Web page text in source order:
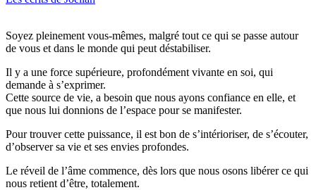
Soyez pleinement vous-mêmes, malgré tout ce qui se passe autour
de vous et dans le monde qui peut déstabiliser.
Il y a une force supérieure, profondément vivante en soi, qui
demande à s’exprimer.
Cette source de vie, a besoin que nous ayons confiance en elle, et
que nous lui donnions de l’espace pour se manifester.
Pour trouver cette puissance, il est bon de s’intérioriser, de s’écouter,
d’observer sa vie et ses envies profondes.
Le réveil de l’âme commence, dès lors que nous osons libérer ce qui
nous retient d’être, totalement.